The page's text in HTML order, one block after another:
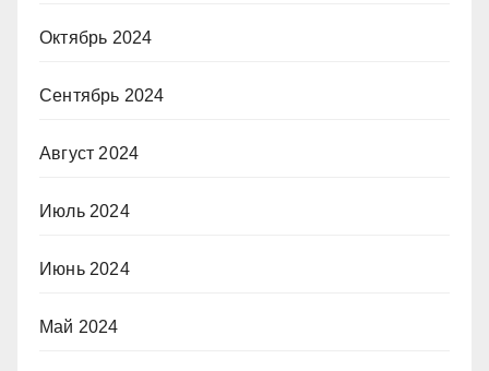
Октябрь 2024
Сентябрь 2024
Август 2024
Июль 2024
Июнь 2024
Май 2024